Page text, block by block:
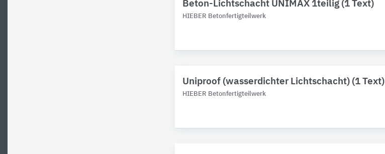
Beton-Lichtschacht UNIMAX 1teilig (1 Text)
HIEBER Betonfertigteilwerk
Uniproof (wasserdichter Lichtschacht) (1 Text)
HIEBER Betonfertigteilwerk